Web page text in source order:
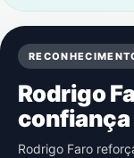
Rodrigo
confiança
Rodrigo Faro